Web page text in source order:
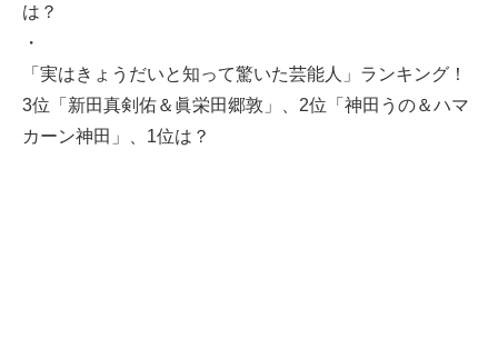
は？
・
「実はきょうだいと知って驚いた芸能人」ランキング！
3位「新田真剣佑＆眞栄田郷敦」、2位「神田うの＆ハマ
カーン神田」、1位は？